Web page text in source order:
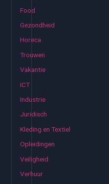
Food
Gezondheid
Horeca
Trouwen
Vakantie
ICT
Industrie
Juridisch
Kleding en Textiel
Opleidingen
Veiligheid
Verhuur